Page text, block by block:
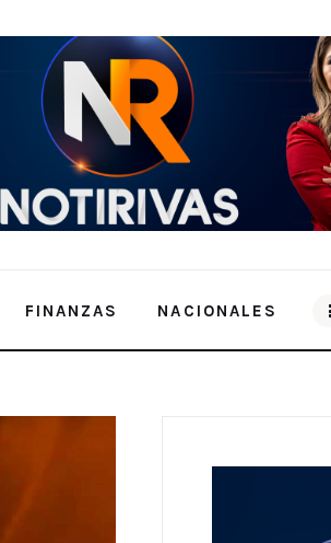
FINANZAS NACIONALES